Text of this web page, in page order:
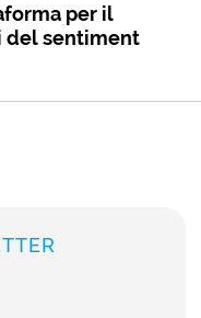
per il
del sentiment